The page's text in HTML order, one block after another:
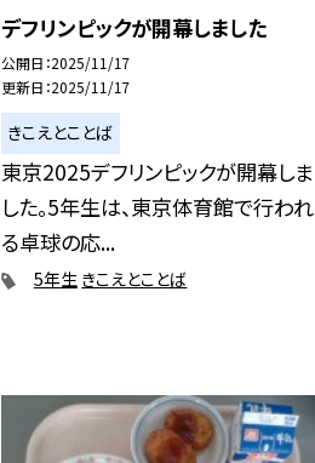
デフリンピックが開幕しました
公開日 2025/11/17
更新日 2025/11/17
きこえとことば
東京2025デフリンピックが開幕しま
した。5年生は、東京体育館で行われ
る卓球の応...
5年生 きこえとことば